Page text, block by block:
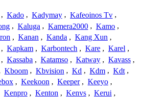
, Kado , Kadymay , Kafeoinos Tv ,
, Kaluga , Kamera2000 , Kamo ,
, Kanan , Kanda , Kang Xun ,
, Kapkam , Karbontech , Kare , Karel ,
, Kassaba , Katamso , Katway , Kavass ,
Kboom , Kbvision , Kd , Kdm , Kdt ,
, Keekoon , Keeper , Keeyo ,
Kenpro , Kenton , Kenvs , Kerui ,